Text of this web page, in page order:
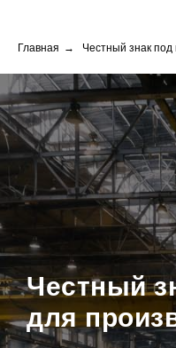
Главная → Честный знак
Честный
для